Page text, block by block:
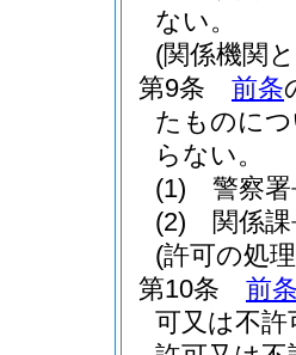
ない。
(関係機関
第9条
前条
たものに
らない。
(1)
警察
(2)
関係
(許可の処
第10条
前
可又は不